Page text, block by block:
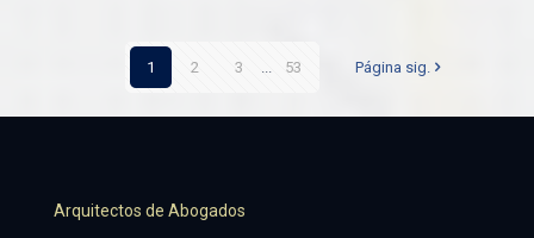
1 2 3 ... 53 Página sig.
Arquitectos de Abogados